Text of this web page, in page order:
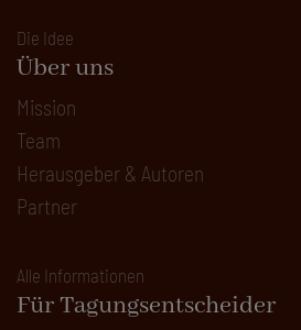
Die Idee
Über uns
Mission
Team
Herausgeber & Autoren
Partner
Alle Informationen
Für Tagungsentscheider